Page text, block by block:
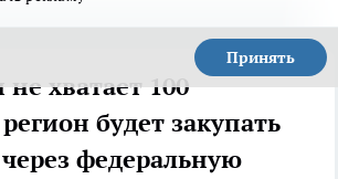
Принять
хватает 100
будет закупать
федеральную